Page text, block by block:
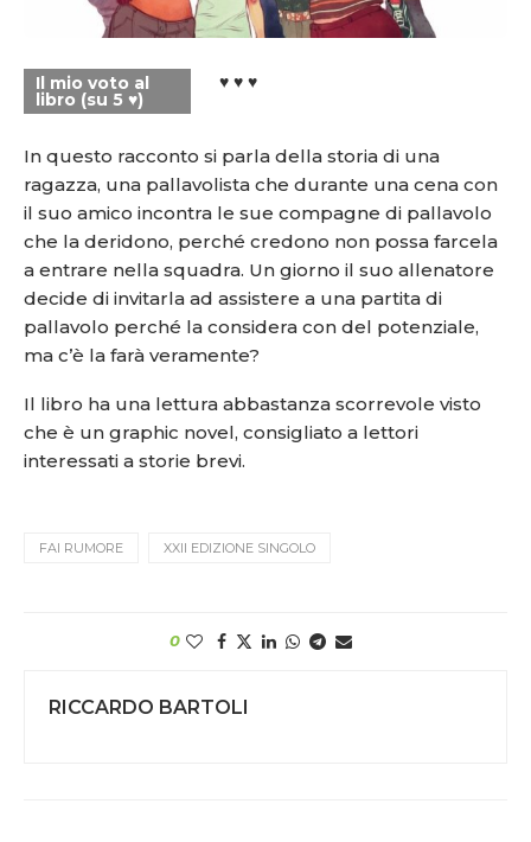
Il mio voto al
libro (su 5 ♥)
♥ ♥ ♥
In questo racconto si parla della storia di una
ragazza, una pallavolista che durante una cena con
il suo amico incontra le sue compagne di pallavolo
che la deridono, perché credono non possa farcela
a entrare nella squadra. Un giorno il suo allenatore
decide di invitarla ad assistere a una partita di
pallavolo perché la considera con del potenziale,
ma c’è la farà veramente?
Il libro ha una lettura abbastanza scorrevole visto
che è un graphic novel, consigliato a lettori
interessati a storie brevi.
FAI RUMORE XXII EDIZIONE SINGOLO
0
RICCARDO BARTOLI